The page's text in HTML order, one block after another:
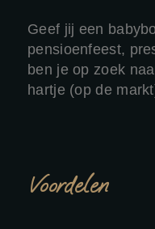
Geef jij een
pensioenfeest,
ben je op zoek
hartje (op de
Voordelen